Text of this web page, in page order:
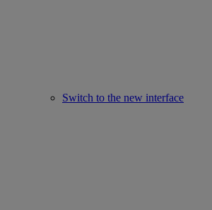
Switch to the new interface